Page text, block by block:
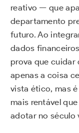
reativo — que
departamento
futuro. Ao
dados
prova que cuidar
apenas a coisa
vista ético, mas
mais rentável
adotar no século